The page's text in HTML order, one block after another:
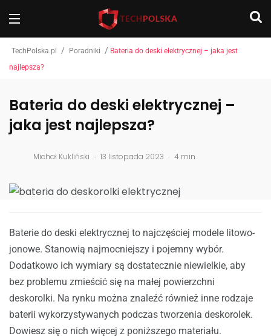
TechPolska.pl / Poradniki / Bateria do deski elektrycznej – jaka jest
najlepsza?
Bateria do deski elektrycznej –
jaka jest najlepsza?
Michał Kukliński . 13 listopada 2023 . 4 min
Baterie do deski elektrycznej to najczęściej modele litowo-
jonowe. Stanowią najmocniejszy i pojemny wybór.
Dodatkowo ich wymiary są dostatecznie niewielkie, aby
bez problemu zmieścić się na małej powierzchni
deskorolki. Na rynku można znaleźć również inne rodzaje
baterii wykorzystywanych podczas tworzenia deskorolek.
Dowiesz się o nich więcej z poniższego materiału.